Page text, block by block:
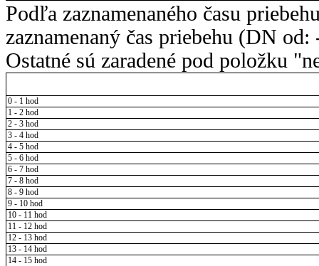
Podľa zaznamenaného času
zaznamenaný čas priebehu (DN
Ostatné sú zaradené pod položku
0 - 1 hod
1 - 2 hod
2 - 3 hod
3 - 4 hod
4 - 5 hod
5 - 6 hod
6 - 7 hod
7 - 8 hod
8 - 9 hod
9 - 10 hod
10 - 11 hod
11 - 12 hod
12 - 13 hod
13 - 14 hod
14 - 15 hod